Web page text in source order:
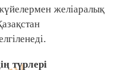
желіаралық
түрлері